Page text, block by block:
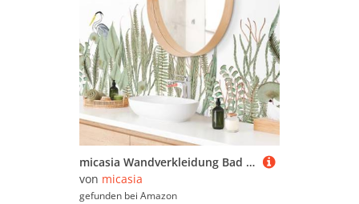
micasia Wandverkleidung Bad selbstklebend wasserfest Tiere fugenlos Wandpaneel - made in Germany - Pflanzen Hartfolie matt grün Badrückwand Tropisch statt Fliesen 1046 (280x80cm)
von micasia
gefunden bei Amazon